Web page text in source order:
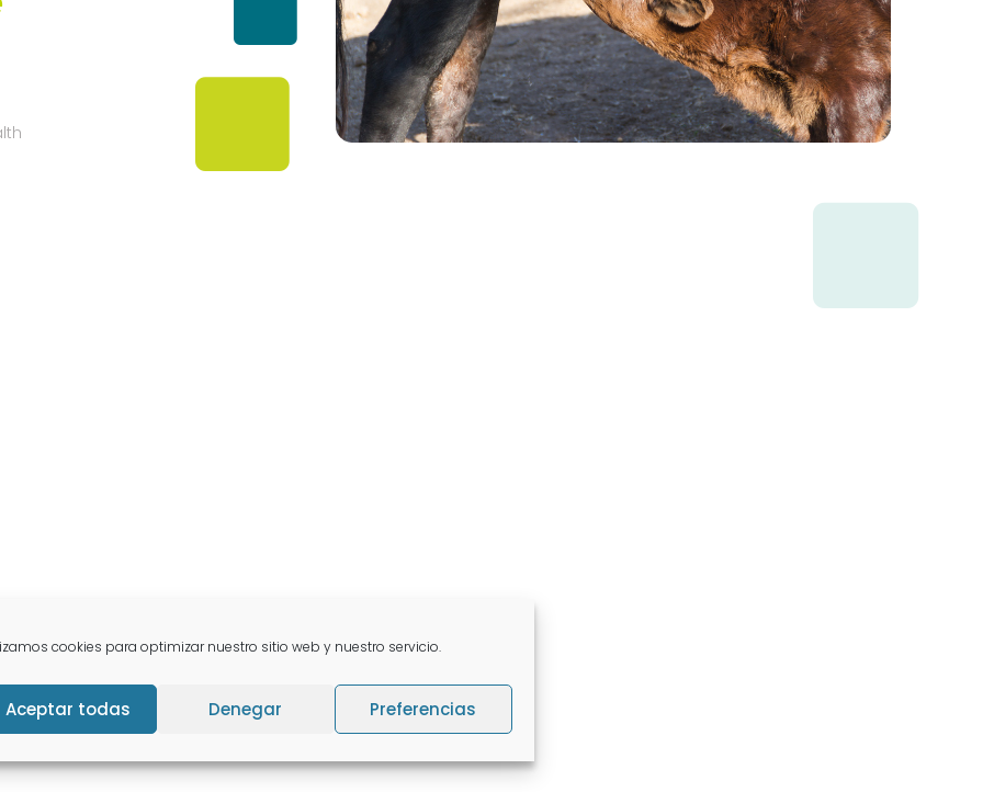
cookies para optimizar nuestro sitio web y nuestro servicio.
Aceptar todas Denegar Preferencias